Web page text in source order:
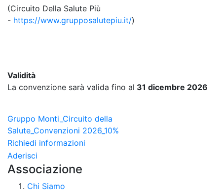
(Circuito Della Salute Più
- https://www.grupposalutepiu.it/)
Validità
La convenzione sarà valida fino al 31 dicembre 2026
Gruppo Monti_Circuito della
Salute_Convenzioni 2026_10%
Richiedi informazioni
Aderisci
Associazione
Chi Siamo